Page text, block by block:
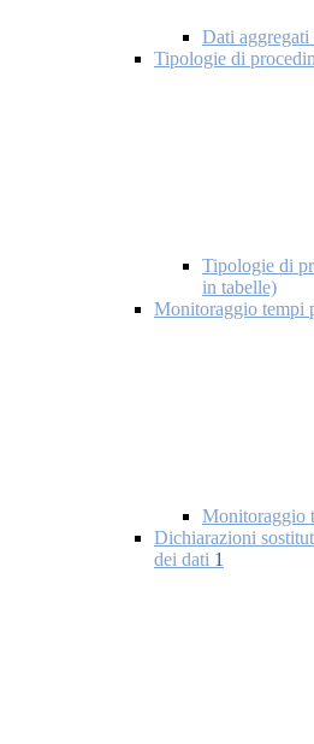
Dati
Tipologie di
Tipologie di
in tabelle)
Monitoraggio tempi
Monitoraggio
Dichiarazioni
dei dati 1